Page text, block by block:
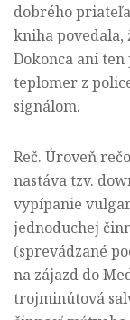
dobrého
kniha povedala,
Dokonca ani
teplomer z
signálom.
Reč. Úroveň
nastáva tzv.
vypípanie
jednoduchej
(sprevádzané
na zájazd do
trojminútová